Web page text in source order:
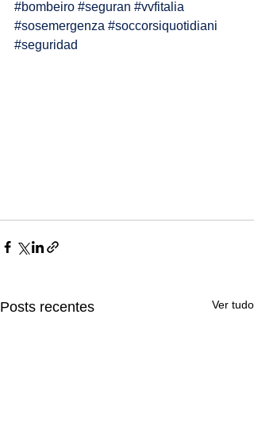
#bombeiro #seguran #vvfitalia
#sosemergenza #soccorsiquotidiani
#seguridad
Posts recentes Ver tudo